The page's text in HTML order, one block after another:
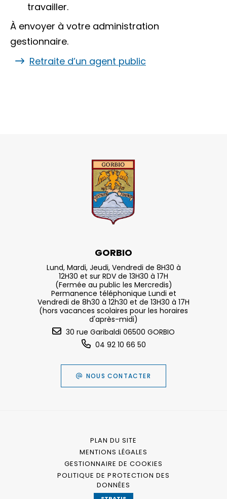
travailler.
À envoyer à votre administration
gestionnaire.
Retraite d’un agent public
GORBIO
Lund, Mardi, Jeudi, Vendredi de 8H30 à
12H30 et sur RDV de 13H30 à 17H
(Fermée au public les Mercredis)
Permanence téléphonique Lundi et
Vendredi de 8h30 à 12h30 et de 13H30 à 17H
(hors vacances scolaires pour les horaires
d'après-midi)
30 rue Garibaldi 06500 GORBIO
04 92 10 66 50
NOUS CONTACTER
PLAN DU SITE
MENTIONS LÉGALES
GESTIONNAIRE DE COOKIES
POLITIQUE DE PROTECTION DES
DONNÉES